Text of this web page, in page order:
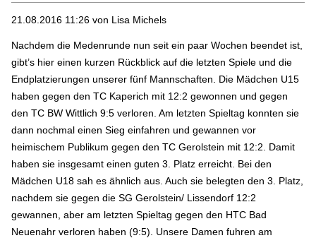
21.08.2016 11:26 von Lisa Michels
Nachdem die Medenrunde nun seit ein paar Wochen beendet ist,
gibt’s hier einen kurzen Rückblick auf die letzten Spiele und die
Endplatzierungen unserer fünf Mannschaften. Die Mädchen U15
haben gegen den TC Kaperich mit 12:2 gewonnen und gegen
den TC BW Wittlich 9:5 verloren. Am letzten Spieltag konnten sie
dann nochmal einen Sieg einfahren und gewannen vor
heimischem Publikum gegen den TC Gerolstein mit 12:2. Damit
haben sie insgesamt einen guten 3. Platz erreicht. Bei den
Mädchen U18 sah es ähnlich aus. Auch sie belegten den 3. Platz,
nachdem sie gegen die SG Gerolstein/ Lissendorf 12:2
gewannen, aber am letzten Spieltag gegen den HTC Bad
Neuenahr verloren haben (9:5). Unsere Damen fuhren am